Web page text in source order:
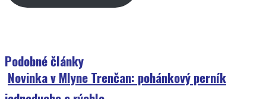
Podobné články
Novinka v Mlyne Trenčan: pohánkový perník